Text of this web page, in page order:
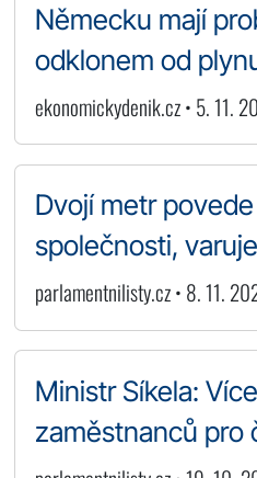
Německu mají
odklonem od
ekonomickydenik.cz • 5. 11.
Dvojí metr
společnosti,
parlamentnilisty.cz • 8. 11.
Ministr Síkela:
zaměstnanců pro